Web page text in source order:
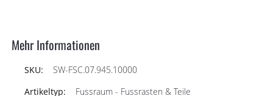
Mehr Informationen
SW-FSC.07.945.10000
Fussraum - Fussrasten & Teile